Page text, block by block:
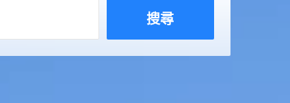
搜尋